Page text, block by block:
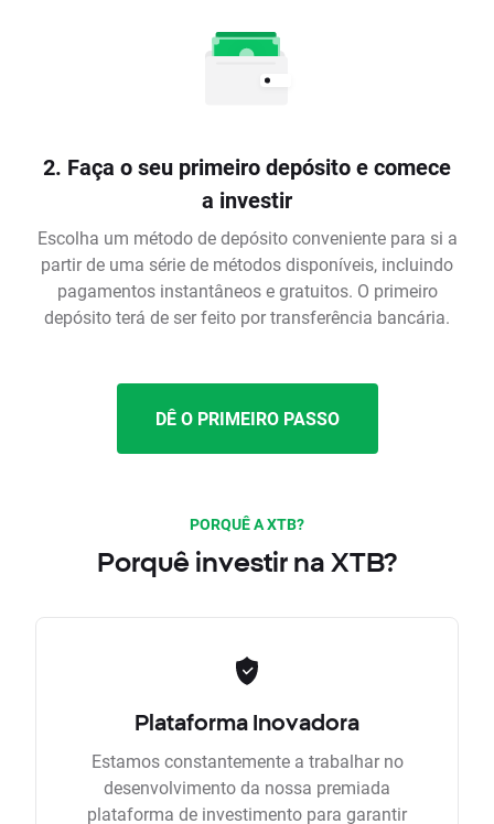
2. Faça o seu primeiro depósito e comece
a investir
Escolha um método de depósito conveniente para si a
partir de uma série de métodos disponíveis, incluindo
pagamentos instantâneos e gratuitos. O primeiro
depósito terá de ser feito por transferência bancária.
DÊ O PRIMEIRO PASSO
PORQUÊ A XTB?
Porquê investir na XTB?
Plataforma Inovadora
Estamos constantemente a trabalhar no
desenvolvimento da nossa premiada
plataforma de investimento para garantir